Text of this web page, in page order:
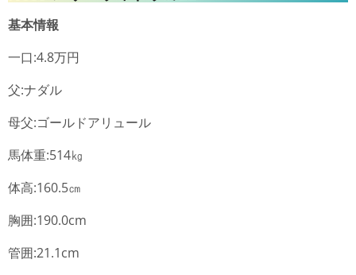
基本情報
一口:4.8万円
父:ナダル
母父:ゴールドアリュール
馬体重:514㎏
体高:160.5㎝
胸囲:190.0cm
管囲:21.1cm